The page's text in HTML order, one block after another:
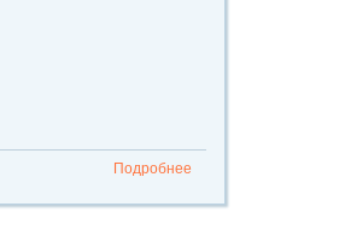
Подробнее